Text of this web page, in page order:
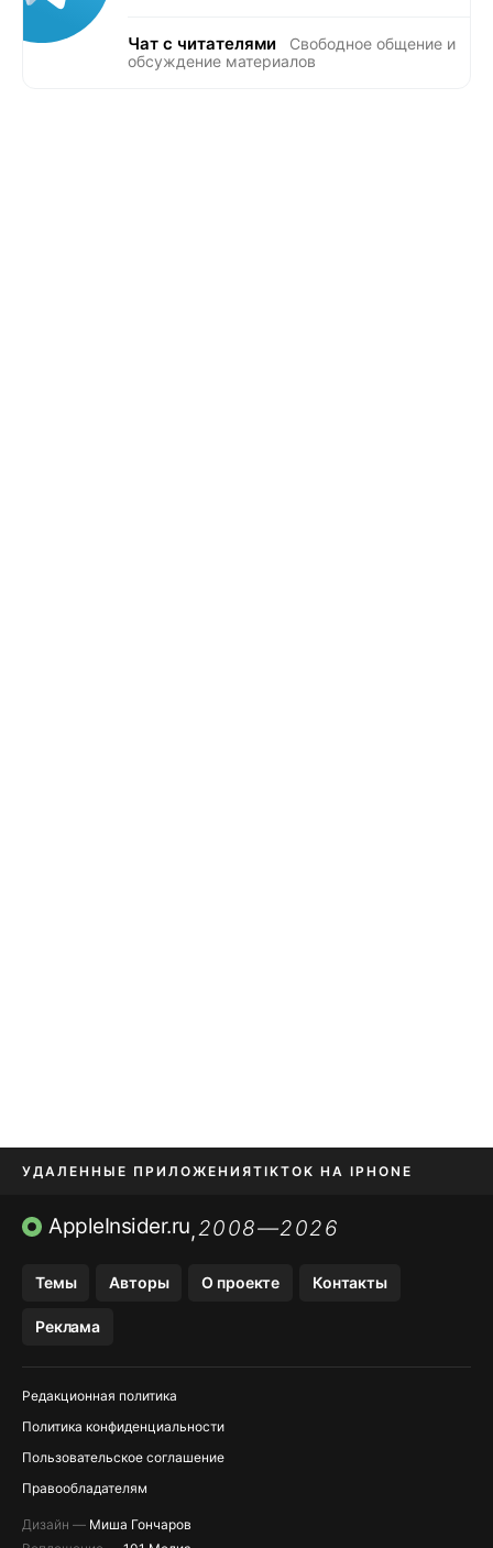
Чат с читателями
Свободное общение и
обсуждение материалов
УДАЛЕННЫЕ ПРИЛОЖЕНИЯTIKTOK НА IPHONE
ПРИЛОЖЕНИЯ БЕЗ APP STORE
AppleInsider.ru,2008—2026
Темы Авторы О проекте Контакты
Реклама
Редакционная политика
Политика конфиденциальности
Пользовательское соглашение
Правообладателям
Дизайн — Миша Гончаров